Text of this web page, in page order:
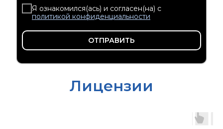
Я ознакомился(ась) и согласен(на) с
политикой конфиденциальности
ОТПРАВИТЬ
Лицензии